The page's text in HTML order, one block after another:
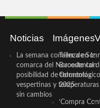
Noticias
La semana comienza en la
comarca del Noroeste con
posibilidad de tormentas
vespertinas y temperaturas
sin cambios
Imágenes
Taller de
Bucodental
Odontológico
2025
‘Compra